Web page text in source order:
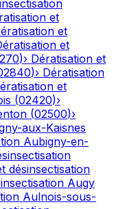
et
et
et
)› Dératisation et
)› Dératisation
et
(02420)›
(02500)›
aux-Kaisnes
Aubigny-en-
désinsectisation
Augy
Aulnois-sous-